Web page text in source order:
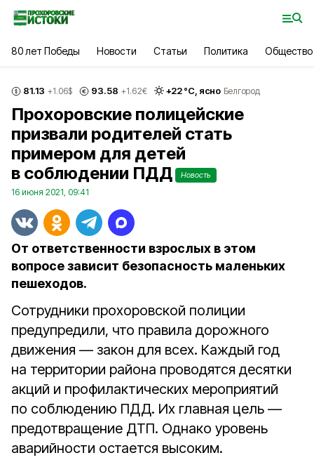
80 лет Победы Новости Статьи Политика Общество
81.13 +1.06$ 93.58 +1.62€ +22°С, ясно Белгород
Прохоровские полицейские
призвали родителей стать
примером для детей
в соблюдении ПДД
Новость
16 июня 2021, 09:41
От ответственности взрослых в этом
вопросе зависит безопасность маленьких
пешеходов.
Сотрудники прохоровской полиции
предупредили, что правила дорожного
движения — закон для всех. Каждый год
на территории района проводятся десятки
акций и профилактических мероприятий
по соблюдению ПДД. Их главная цель —
предотвращение ДТП. Однако уровень
аварийности остается высоким.